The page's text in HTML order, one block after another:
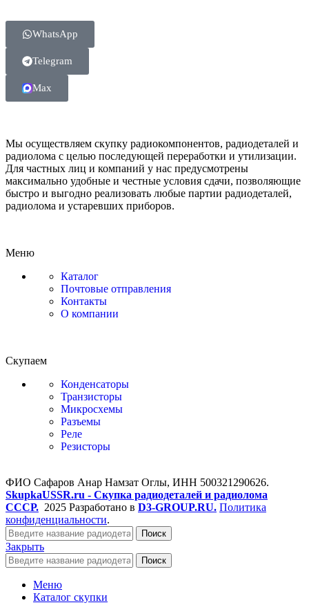
WhatsApp
Telegram
Max
Мы осуществляем скупку радиокомпонентов, радиодеталей и
радиолома с целью последующей переработки и утилизации.
Для частных лиц и компаний у нас предусмотрены
максимально удобные и честные условия сдачи, позволяющие
быстро и выгодно реализовать любые партии радиодеталей,
радиолома и устаревших приборов.
Меню
Каталог
Почтовые отправления
Контакты
О компании
Скупаем
Конденсаторы
Транзисторы
Микросхемы
Разъемы
Реле
Резисторы
ФИО Сафаров Анар Намзат Оглы, ИНН 500321290626.
SkupkaUSSR.ru - Скупка радиодеталей и радиолома
СССР. 2025 Разработано в D3-GROUP.RU. Политика
конфиденциальности.
Поиск
Закрыть
Поиск
Меню
Каталог скупки